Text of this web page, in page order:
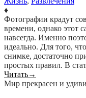
♦
Фотографии крадут
времени, однако этот
навсегда. Именно
идеально. Для того,
снимке, достаточно
простых правил. В
Читать→
Мир прекрасен и